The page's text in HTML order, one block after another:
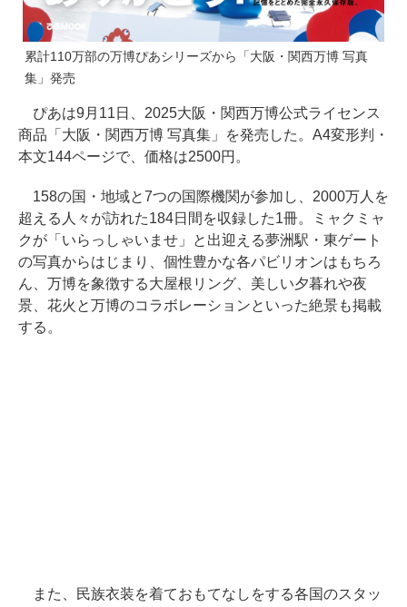
累計110万部の万博ぴあシリーズから「大阪・関西万博 写真
集」発売
ぴあは9月11日、2025大阪・関西万博公式ライセンス
商品「大阪・関西万博 写真集」を発売した。A4変形判・
本文144ページで、価格は2500円。
158の国・地域と7つの国際機関が参加し、2000万人を
超える人々が訪れた184日間を収録した1冊。ミャクミャ
クが「いらっしゃいませ」と出迎える夢洲駅・東ゲート
の写真からはじまり、個性豊かな各パビリオンはもちろ
ん、万博を象徴する大屋根リング、美しい夕暮れや夜
景、花火と万博のコラボレーションといった絶景も掲載
する。
また、民族衣装を着ておもてなしをする各国のスタッ